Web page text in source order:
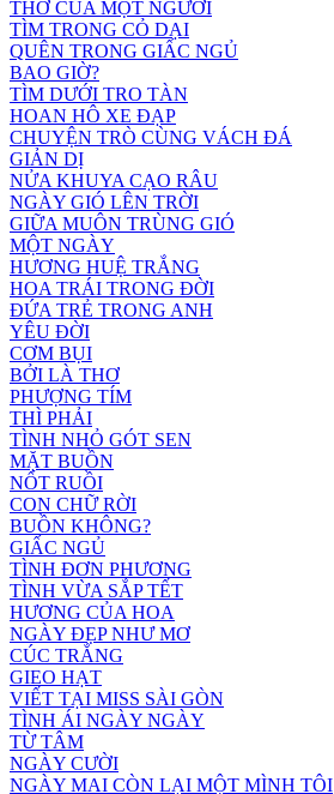
THƠ CỦA MỘT NGƯỜI
TÌM TRONG CỎ DẠI
QUÊN TRONG GIẤC NGỦ
BAO GIỜ?
TÌM DƯỚI TRO TÀN
HOAN HÔ XE ĐẠP
CHUYỆN TRÒ CÙNG VÁCH ĐÁ
GIẢN DỊ
NỬA KHUYA CẠO RÂU
NGÀY GIÓ LÊN TRỜI
GIỮA MUÔN TRÙNG GIÓ
MỘT NGÀY
HƯƠNG HUỆ TRẮNG
HOA TRÁI TRONG ĐỜI
ĐỨA TRẺ TRONG ANH
YÊU ĐỜI
CƠM BỤI
BỞI LÀ THƠ
PHƯỢNG TÍM
THÌ PHẢI
TÌNH NHỎ GÓT SEN
MẶT BUỒN
NỐT RUỒI
CON CHỮ RỜI
BUỒN KHÔNG?
GIẤC NGỦ
TÌNH ĐƠN PHƯƠNG
TÌNH VỪA SẮP TẾT
HƯƠNG CỦA HOA
NGÀY ĐẸP NHƯ MƠ
CÚC TRẮNG
GIEO HẠT
VIẾT TẠI MISS SÀI GÒN
TÌNH ÁI NGÀY NGÀY
TỪ TÂM
NGÀY CƯỜI
NGÀY MAI CÒN LẠI MỘT MÌNH TÔI